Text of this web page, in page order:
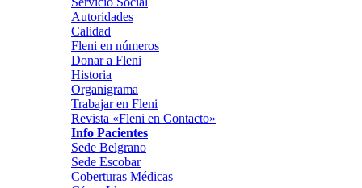
Autoridades
Calidad
Fleni en números
Donar a Fleni
Historia
Organigrama
Trabajar en Fleni
Revista «Fleni en Contacto»
Info Pacientes
Sede Belgrano
Sede Escobar
Coberturas Médicas